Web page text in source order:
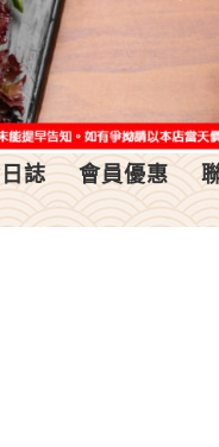
誌 會員優惠